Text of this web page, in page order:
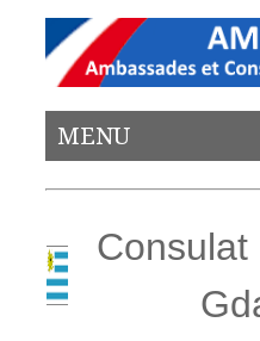
MENU
Consulat